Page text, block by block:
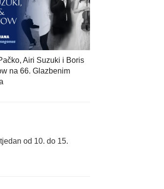
Airi Suzuki i Boris
na 66. Glazbenim
od 10. do 15.